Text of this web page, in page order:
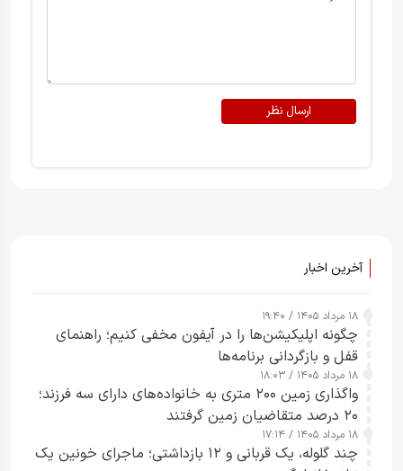
ارسال نظر
آخرین اخبار
۱۸ مرداد ۱۴۰۵ / ۱۹:۴۰
چگونه اپلیکیشن‌ها را در آیفون مخفی کنیم؛ راهنمای
قفل و بازگردانی برنامه‌ها
۱۸ مرداد ۱۴۰۵ / ۱۸:۰۳
واگذاری زمین ۲۰۰ متری به خانواده‌های دارای سه فرزند؛
۲۰ درصد متقاضیان زمین گرفتند
۱۸ مرداد ۱۴۰۵ / ۱۷:۱۴
چند گلوله، یک قربانی و ۱۲ بازداشتی؛ ماجرای خونین یک